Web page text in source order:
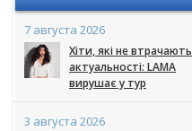
7 августа 2026
Хіти, які не втрачають
актуальності: LAMA
вирушає у тур
3 августа 2026